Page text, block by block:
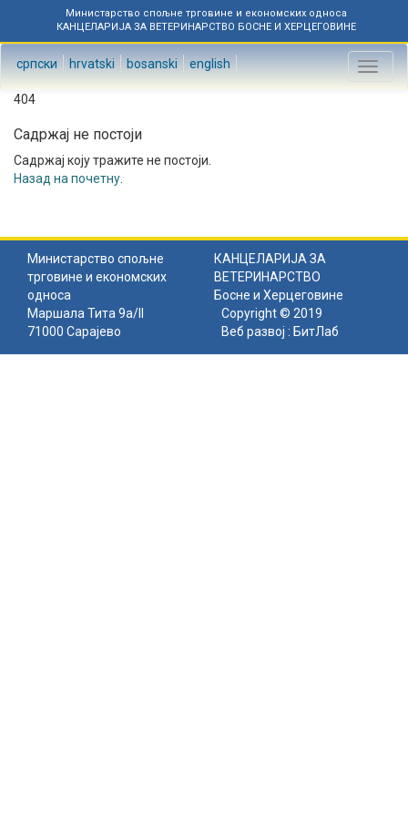
Министарство спољне трговине и економских односа
КАНЦЕЛАРИЈА ЗА ВЕТЕРИНАРСТВО БОСНЕ И ХЕРЦЕГОВИНЕ
српски hrvatski bosanski english
Toggle
404
Садржај не постоји
Садржај коју тражите не постоји.
Назад на почетну
Министарство спољне
трговине и економских
односа
КАНЦЕЛАРИЈА ЗА
ВЕТЕРИНАРСТВО
Босне и Херцеговине
Маршала Тита 9а/II
71000 Сарајево
Copyright © 2019
Веб развој : БитЛаб